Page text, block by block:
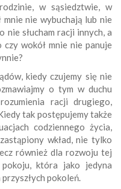
w sąsiedztwie, w
mnie nie wybuchają lub nie
nie słucham racji innych, a
wokół mnie nie panuje
kiedy czujemy się nie
o tym w duchu
racji drugiego,
tak postępujemy także
codziennego życia,
wkład, nie tylko
również dla rozwoju tej
która jako jedyna
pokoleń.